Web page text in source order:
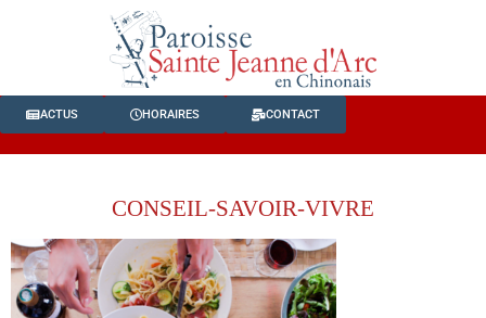
ACTUS HORAIRES CONTACT
CONSEIL-SAVOIR-VIVRE